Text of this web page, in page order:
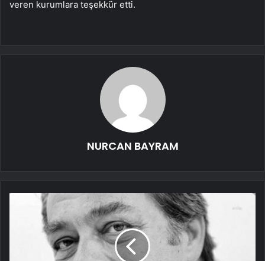
veren kurumlara teşekkür etti.
NURCAN BAYRAM